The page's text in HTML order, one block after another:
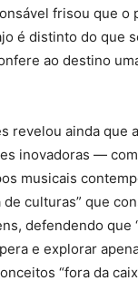
frisou que o
é distinto do que
ao destino
revelou ainda que
inovadoras —
musicais
culturas” que
defendendo que
e explorar
“fora da